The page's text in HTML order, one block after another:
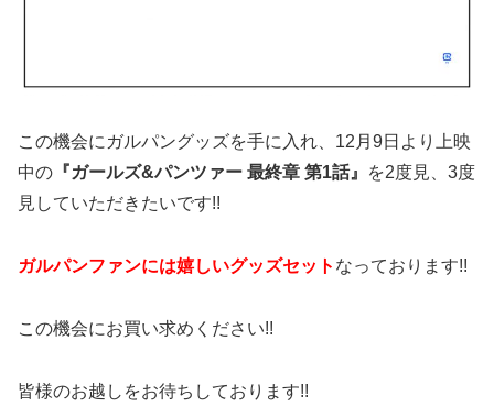
この機会にガルパングッズを手に入れ、12月9日より上映
中の 『ガールズ&パンツァー 最終章 第1話』
を2度見、3度
見していただきたいです!!
ガルパンファンには嬉しいグッズセット なっております!!
この機会にお買い求めください!!
皆様のお越しをお待ちしております!!